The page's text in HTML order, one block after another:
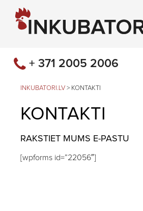
+ 371 2005 2006
INKUBATORI.LV > KONTAKTI
KONTAKTI
RAKSTIET MUMS E-PASTU
[wpforms id=”22056″]